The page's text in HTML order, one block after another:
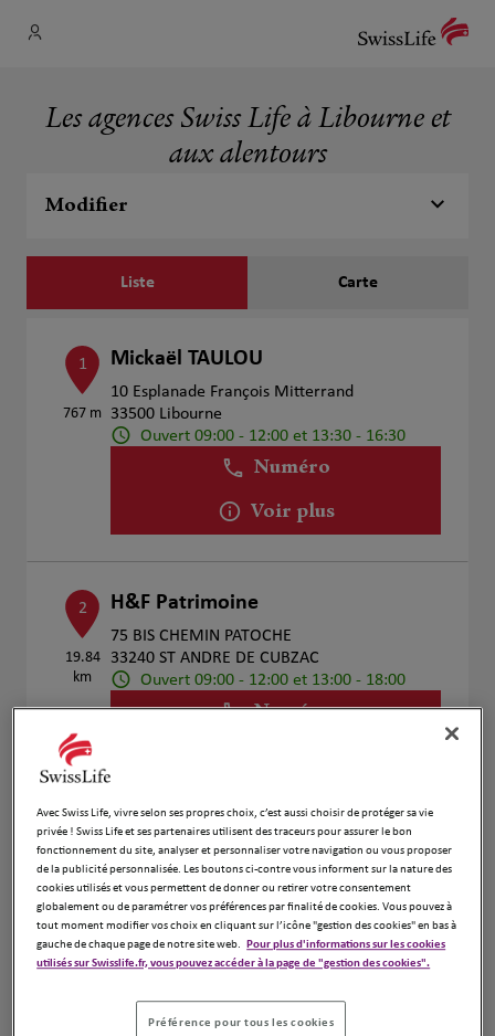
Les agences Swiss Life à Libourne et
aux alentours
Modifier
Liste Carte
1
767 m
Mickaël TAULOU
10 Esplanade François Mitterrand
33500 Libourne
Ouvert 09:00 - 12:00 et 13:30 - 16:30
Numéro
Voir plus
2
19.84
km
H&F Patrimoine
75 BIS CHEMIN PATOCHE
33240 ST ANDRE DE CUBZAC
Ouvert 09:00 - 12:00 et 13:00 - 18:00
Numéro
3
21.81
km
TAN Jennifer
Avenue Gérard Philipe
33310 Lormont
Ouvert 09:00 - 18:00
Numéro
Voir plus
Avec Swiss Life, vivre selon ses propres choix, c’est aussi choisir de protéger sa vie
privée ! Swiss Life et ses partenaires utilisent des traceurs pour assurer le bon
fonctionnement du site, analyser et personnaliser votre navigation ou vous proposer
de la publicité personnalisée. Les boutons ci-contre vous informent sur la nature des
cookies utilisés et vous permettent de donner ou retirer votre consentement
globalement ou de paramétrer vos préférences par finalité de cookies. Vous pouvez à
tout moment modifier vos choix en cliquant sur l’icône "gestion des cookies" en bas à
gauche de chaque page de notre site web. Pour plus d'informations sur les cookies
utilisés sur Swisslife.fr, vous pouvez accéder à la page de "gestion des cookies".
Préférence pour tous les cookies